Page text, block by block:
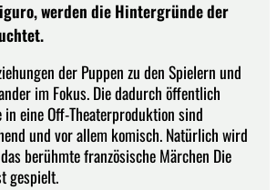
werden die Hintergründe der
der Puppen zu den Spielern und
im Fokus. Die dadurch öffentlich
eine Off-Theaterproduktion sind
und vor allem komisch. Natürlich wird
berühmte französische Märchen Die
gespielt.